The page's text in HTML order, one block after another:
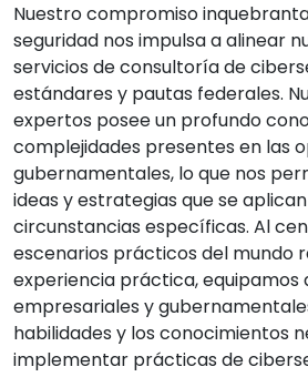
Nuestro compromiso
seguridad nos impulsa a alinear
servicios de consultoría de
estándares y pautas federales.
expertos posee un profundo
complejidades presentes en las
gubernamentales, lo que nos
ideas y estrategias que se
circunstancias específicas. Al
escenarios prácticos del mundo
experiencia práctica, equipamos
empresariales y
habilidades y los conocimientos
implementar prácticas de